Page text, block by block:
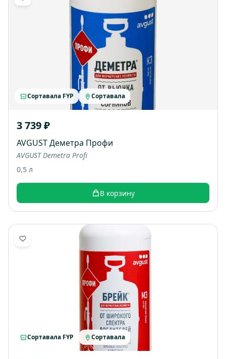
Сортавала FYP Сортавала
3 739 ₽
AVGUST Деметра Профи
AVGUST Demetra Profi
0,5 л
В корзину
Сортавала FYP Сортавала